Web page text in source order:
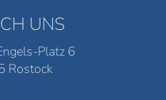
UNS
Platz 6
Rostock